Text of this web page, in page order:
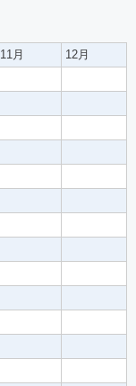
11月
12月